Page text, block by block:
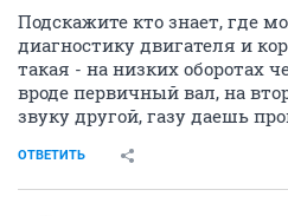
Подскажите кто знает, где
диагностику двигателя и
такая - на низких оборотах
вроде первичный вал, на
звуку другой, газу даешь
ОТВЕТИТЬ